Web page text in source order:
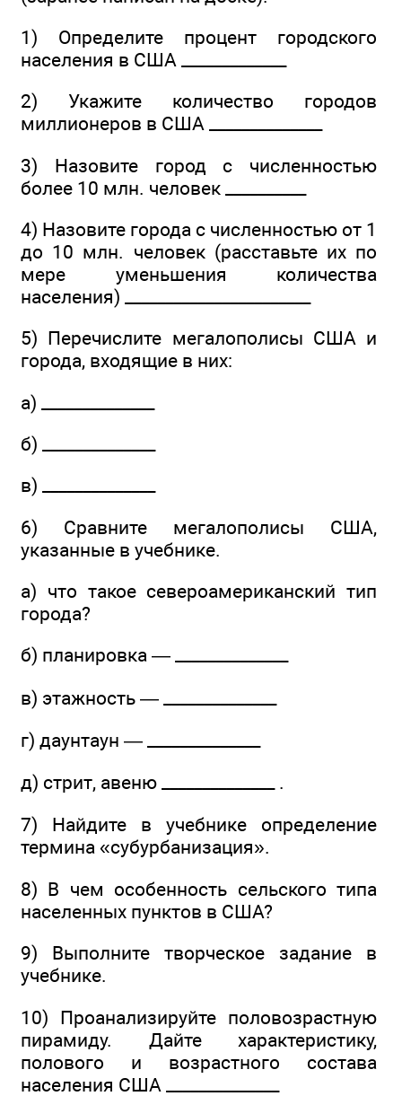
1) Определите процент городского
населения в США _____________
2) Укажите количество городов
миллионеров в США ______________
3) Назовите город с численностью
более 10 млн. человек __________
4) Назовите города с численностью от 1
до 10 млн. человек (расставьте их по
мере уменьшения количества
населения) _______________________
5) Перечислите мегалополисы США и
города, входящие в них:
а) ______________
б) ______________
в) ______________
6) Сравните мегалополисы США,
указанные в учебнике.
а) что такое североамериканский тип
города?
б) планировка — ______________
в) этажность — ______________
г) даунтаун — ______________
д) стрит, авеню ______________ .
7) Найдите в учебнике определение
термина «субурбанизация».
8) В чем особенность сельского типа
населенных пунктов в США?
9) Выполните творческое задание в
учебнике.
10) Проанализируйте половозрастную
пирамиду. Дайте характеристику,
полового и возрастного состава
населения США ______________